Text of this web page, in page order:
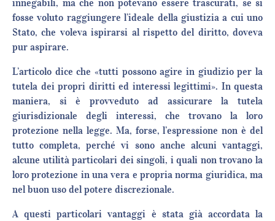
innegabili, ma che non potevano essere trascurati, se si
fosse voluto raggiungere l’ideale della giustizia a cui uno
Stato, che voleva ispirarsi al rispetto del diritto, doveva
pur aspirare.
L’articolo dice che «tutti possono agire in giudizio per la
tutela dei propri diritti ed interessi legittimi». In questa
maniera, si è provveduto ad assicurare la tutela
giurisdizionale degli interessi, che trovano la loro
protezione nella legge. Ma, forse, l’espressione non è del
tutto completa, perché vi sono anche alcuni vantaggi,
alcune utilità particolari dei singoli, i quali non trovano la
loro protezione in una vera e propria norma giuridica, ma
nel buon uso del potere discrezionale.
A questi particolari vantaggi è stata già accordata la